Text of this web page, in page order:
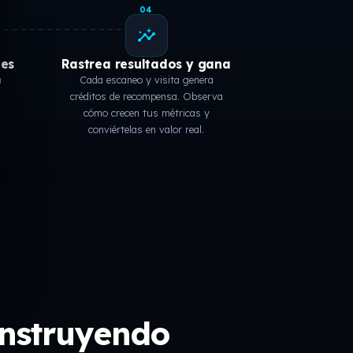
04
insights
Rastrea resultados y gana
Cada escaneo y visita genera
créditos de recompensa. Observa
cómo crecen tus métricas y
conviértelas en valor real.